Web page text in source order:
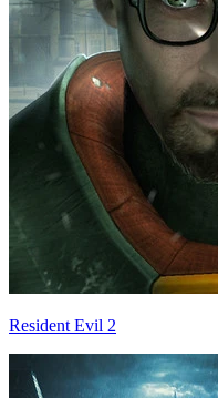
Resident Evil 2